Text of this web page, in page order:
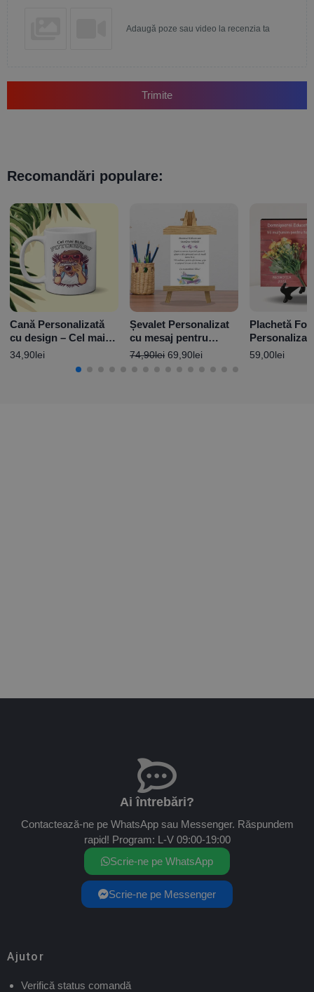
Adaugă poze sau video la recenzia ta
Trimite
Recomandări populare:
Cană Personalizată
cu design – Cel mai
bun fotograf
34,90lei
Șevalet Personalizat
cu mesaj pentru
Educatoare
74,90lei 69,90lei
Plachetă
și mesaj
59,00lei
Ai întrebări?
Contactează-ne pe WhatsApp sau Messenger. Răspundem
rapid! Program: L-V 09:00-19:00
Scrie-ne pe WhatsApp
Scrie-ne pe Messenger
Ajutor
Verifică status comandă